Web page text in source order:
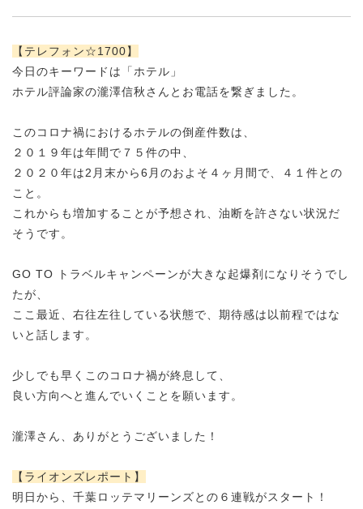
【テレフォン☆1700】
今日のキーワードは「ホテル」
ホテル評論家の瀧澤信秋さんとお電話を繋ぎました。
このコロナ禍におけるホテルの倒産件数は、
２０１９年は年間で７５件の中、
２０２０年は2月末から6月のおよそ４ヶ月間で、４１件との
こと。
これからも増加することが予想され、油断を許さない状況だ
そうです。
GO TO トラベルキャンペーンが大きな起爆剤になりそうでし
たが、
ここ最近、右往左往している状態で、期待感は以前程ではな
いと話します。
少しでも早くこのコロナ禍が終息して、
良 い方向へと進んでいくことを願います。
瀧澤さん、ありがとうございました！
【ライオンズレポート】
明日から、千葉ロッテマリーンズとの６連戦がスタート！